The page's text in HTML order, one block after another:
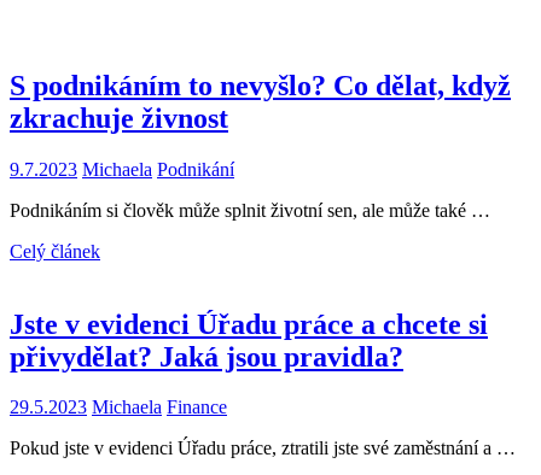
S podnikáním to nevyšlo? Co dělat, když
zkrachuje živnost
9.7.2023 Michaela Podnikání
Podnikáním si člověk může splnit životní sen, ale může také …
Celý článek
Jste v evidenci Úřadu práce a chcete si
přivydělat? Jaká jsou pravidla?
29.5.2023 Michaela Finance
Pokud jste v evidenci Úřadu práce, ztratili jste své zaměstnání a …